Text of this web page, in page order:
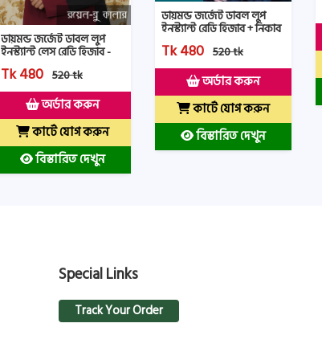
ডায়মন্ড জর্জেট ডাবল লুপ
ইনস্ট্যান্ট লেস রেডি হিজাব -
HLRH-Royel Blue Color
Tk 480 520 tk
অর্ডার করুন
কার্টে যোগ করুন
বিস্তারিত দেখুন
ডায়মন্ড জর্জেট ডাবল লুপ
ইনস্ট্যান্ট রেডি হিজাব + নিকাব
- HNRH - Lite Mustered
Color
Tk 480 520 tk
অর্ডার করুন
কার্টে যোগ করুন
বিস্তারিত দেখুন
Special Links
Track Your Order